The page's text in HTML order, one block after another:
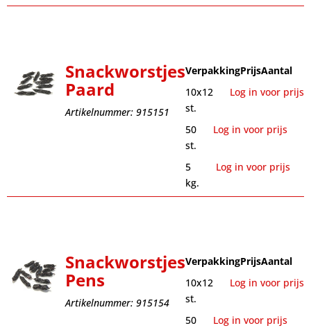
Snackworstjes
Paard
Artikelnummer: 915151
VerpakkingPrijsAantal
10x12
st.
Log in voor prijs
50
st.
Log in voor prijs
5
kg.
Log in voor prijs
Snackworstjes
Pens
Artikelnummer: 915154
VerpakkingPrijsAantal
10x12
st.
Log in voor prijs
50
Log in voor prijs